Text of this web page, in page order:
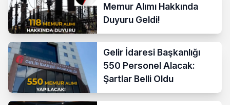
Memur Alımı Hakkında
Duyuru Geldi!
Gelir İdaresi Başkanlığı
550 Personel Alacak:
Şartlar Belli Oldu